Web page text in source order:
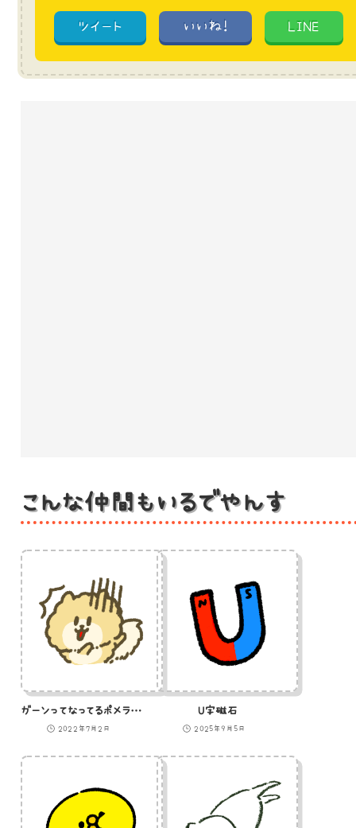
ツイート いいね! LINE
こんな仲間もいるでやんす
ガーンってなってるポメラニアンのイラスト
2022年7月2日
U字磁石
2025年9月5日